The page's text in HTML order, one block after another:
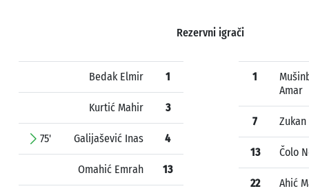
Rezervni igrači
Bedak Elmir 1
Kurtić Mahir 3
75' Galijašević Inas 4
Omahić Emrah 13
1
Amar
7 Zukan
13 Čolo
22 Ahić